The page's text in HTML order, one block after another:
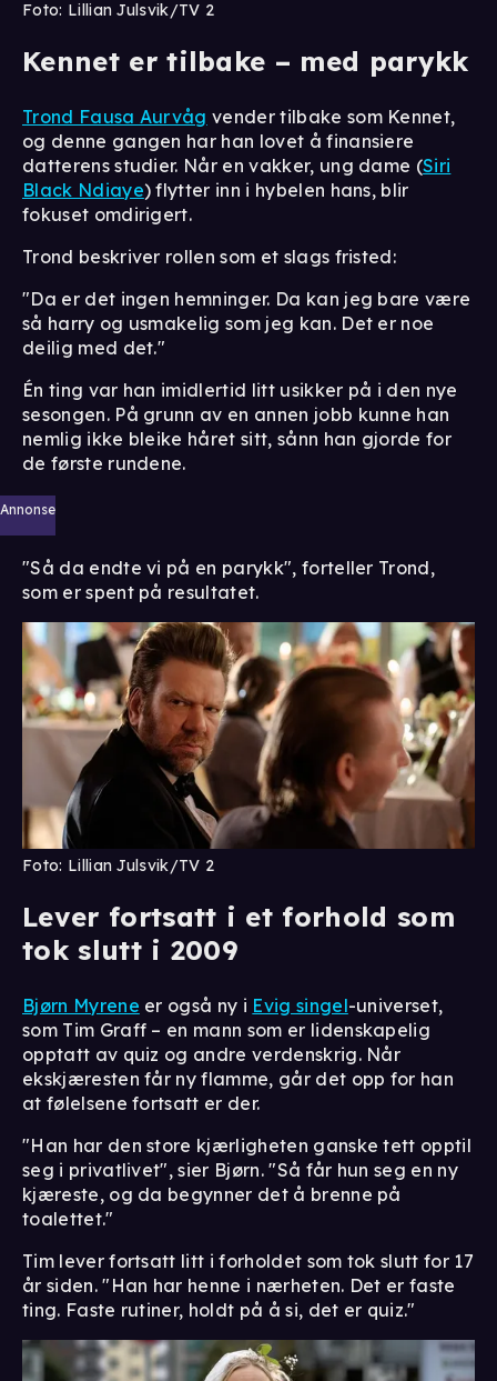
Foto: Lillian Julsvik/TV 2
Kennet er tilbake – med parykk
Trond Fausa Aurvåg vender tilbake som Kennet,
og denne gangen har han lovet å finansiere
datterens studier. Når en vakker, ung dame (Siri
Black Ndiaye) flytter inn i hybelen hans, blir
fokuset omdirigert.
Trond beskriver rollen som et slags fristed:
"Da er det ingen hemninger. Da kan jeg bare være
så harry og usmakelig som jeg kan. Det er noe
deilig med det."
Én ting var han imidlertid litt usikker på i den nye
sesongen. På grunn av en annen jobb kunne han
nemlig ikke bleike håret sitt, sånn han gjorde for
de første rundene.
Annonse
"Så da endte vi på en parykk", forteller Trond,
som er spent på resultatet.
Foto: Lillian Julsvik/TV 2
Lever fortsatt i et forhold som
tok slutt i 2009
Bjørn Myrene er også ny i Evig singel-universet,
som Tim Graff – en mann som er lidenskapelig
opptatt av quiz og andre verdenskrig. Når
ekskjæresten får ny flamme, går det opp for han
at følelsene fortsatt er der.
"Han har den store kjærligheten ganske tett opptil
seg i privatlivet", sier Bjørn. "Så får hun seg en ny
kjæreste, og da begynner det å brenne på
toalettet."
Tim lever fortsatt litt i forholdet som tok slutt for 17
år siden. "Han har henne i nærheten. Det er faste
ting. Faste rutiner, holdt på å si, det er quiz."